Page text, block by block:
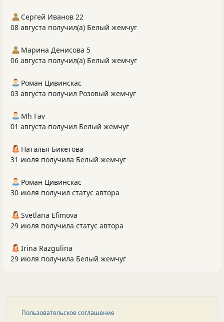
Сергей Иванов 22
08 августа получил(а) Белый жемчуг
Марина Денисова 5
06 августа получил(а) Белый жемчуг
Роман Цивинскас
03 августа получил Розовый жемчуг
Mh Fav
01 августа получил Белый жемчуг
Наталья Бикетова
31 июля получила Белый жемчуг
Роман Цивинскас
30 июля получил статус автора
Svetlana Efimova
29 июля получила статус автора
Irina Razgulina
29 июля получила Белый жемчуг
Пользовательское соглашение